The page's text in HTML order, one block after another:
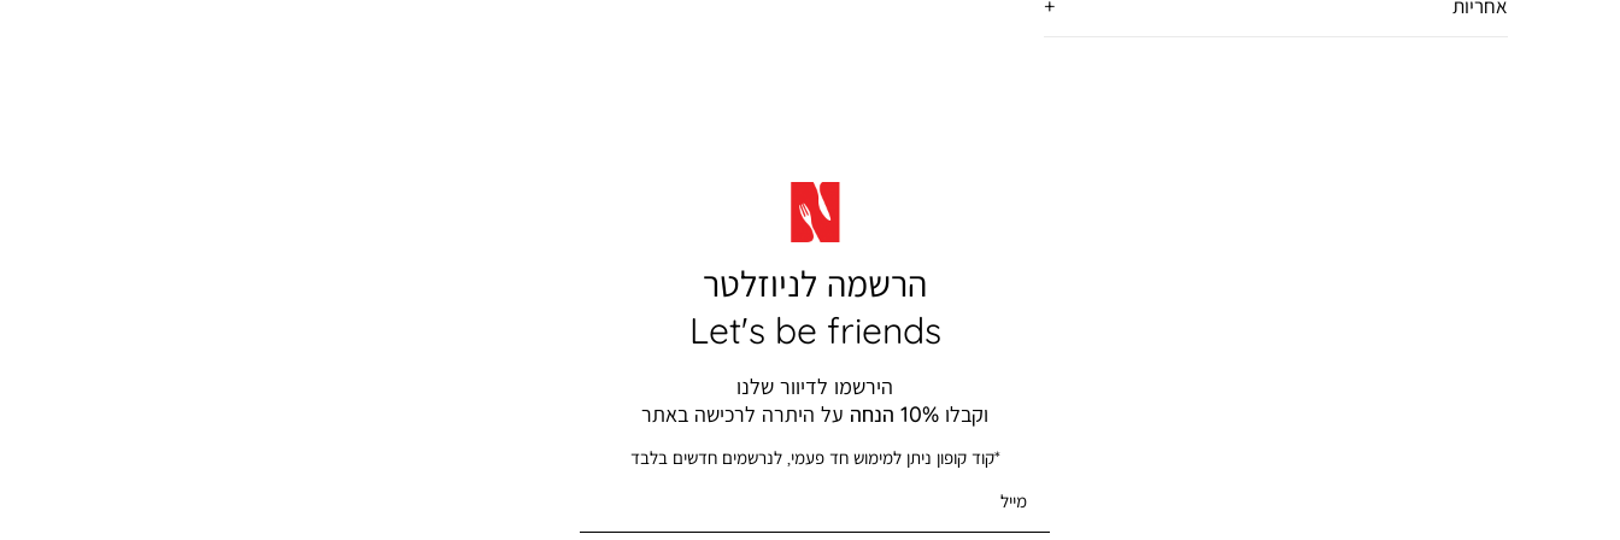
אחריות
הרשמה לניוזלטר
Let's be friends
הירשמו לדיוור שלנו
וקבלו 10% הנחה על היתרה לרכישה באתר
*קוד קופון ניתן למימוש חד פעמי, לנרשמים חדשים בלבד
מייל